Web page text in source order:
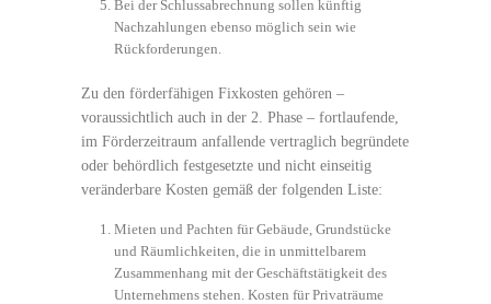
Bei der Schlussabrechnung sollen künftig
Nachzahlungen ebenso möglich sein wie
Rückforderungen.
Zu den förderfähigen Fixkosten gehören –
voraussichtlich auch in der 2. Phase – fortlaufende,
im Förderzeitraum anfallende vertraglich begründete
oder behördlich festgesetzte und nicht einseitig
veränderbare Kosten gemäß der folgenden Liste:
Mieten und Pachten für Gebäude, Grundstücke
und Räumlichkeiten, die in unmittelbarem
Zusammenhang mit der Geschäftstätigkeit des
Unternehmens stehen. Kosten für Privaträume